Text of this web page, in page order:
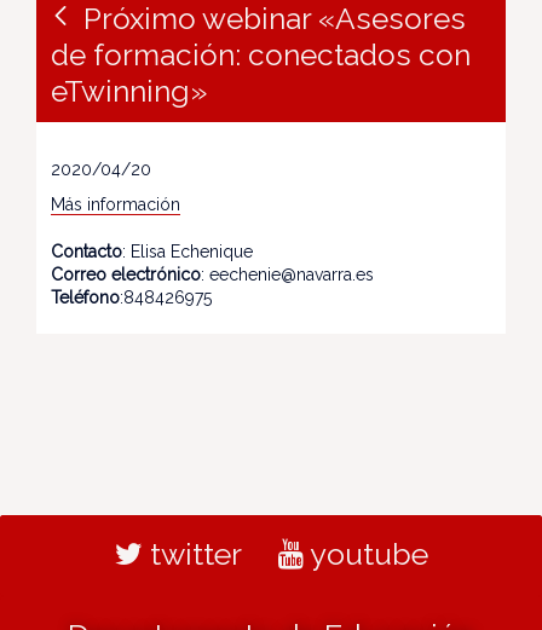
Próximo webinar «Asesores
de formación: conectados con
eTwinning»
2020/04/20
Más información
Contacto: Elisa Echenique
Correo electrónico: eechenie@navarra.es
Teléfono:848426975
twitter youtube